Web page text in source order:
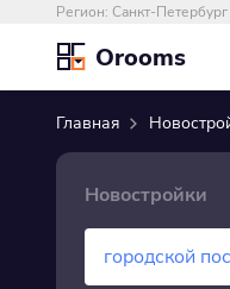
Регион: Санкт-
Orooms
Главная
Новостройки